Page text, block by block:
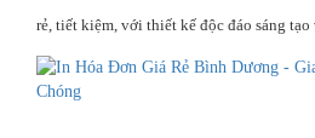
rẻ, tiết kiệm, với thiết kế độc đáo sáng